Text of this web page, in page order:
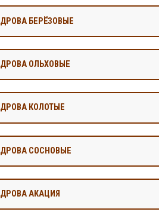
ДРОВА БЕРЁЗОВЫЕ
ДРОВА ОЛЬХОВЫЕ
ДРОВА КОЛОТЫЕ
ДРОВА СОСНОВЫЕ
ДРОВА АКАЦИЯ